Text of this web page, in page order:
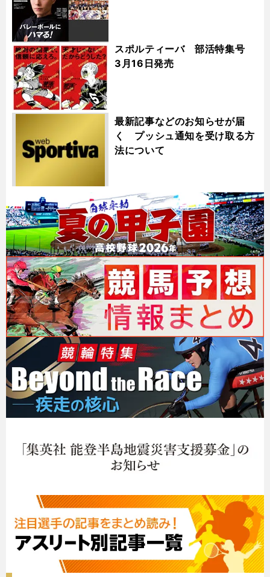
スポルティーバ 部活特集号
3月16日発売
最新記事などのお知らせが届
く プッシュ通知を受け取る方
法について